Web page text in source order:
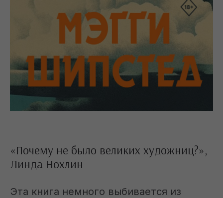
«Почему не было великих художниц?»,
Линда Нохлин
Эта книга немного выбивается из